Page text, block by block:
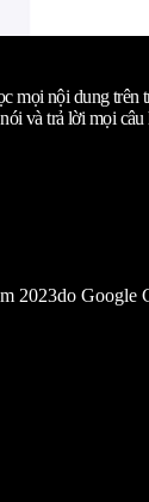
mọi nội dung trên
và trả lời mọi
2023do Google